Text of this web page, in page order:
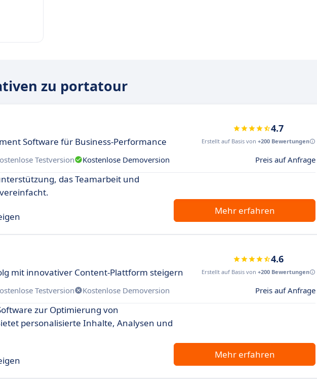
zu portatour
Software für Business-Performance
4.7
Erstellt auf Basis von +200 Bewertungen
Testversion Kostenlose Demoversion Preis auf Anfrage
das Teamarbeit und
Mehr erfahren
mit innovativer Content-Plattform steigern
4.6
Erstellt auf Basis von +200 Bewertungen
Testversion Kostenlose Demoversion Preis auf Anfrage
zur Optimierung von
personalisierte Inhalte, Analysen und
Mehr erfahren